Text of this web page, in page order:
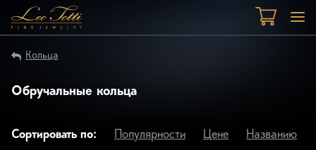
Кольца
Обручальные кольца
Сортировать по: Популярности Цене Названию